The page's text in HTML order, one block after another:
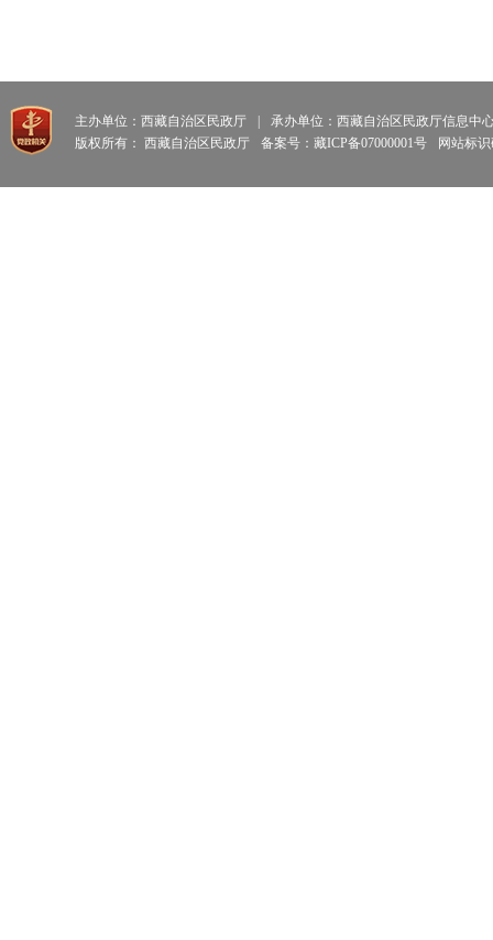
主办单位：西藏自治区民政厅
承办单位：西藏自治区民政厅信息中
版权所有： 西藏自治区民政厅
备案号：藏ICP备07000001号 网站标识